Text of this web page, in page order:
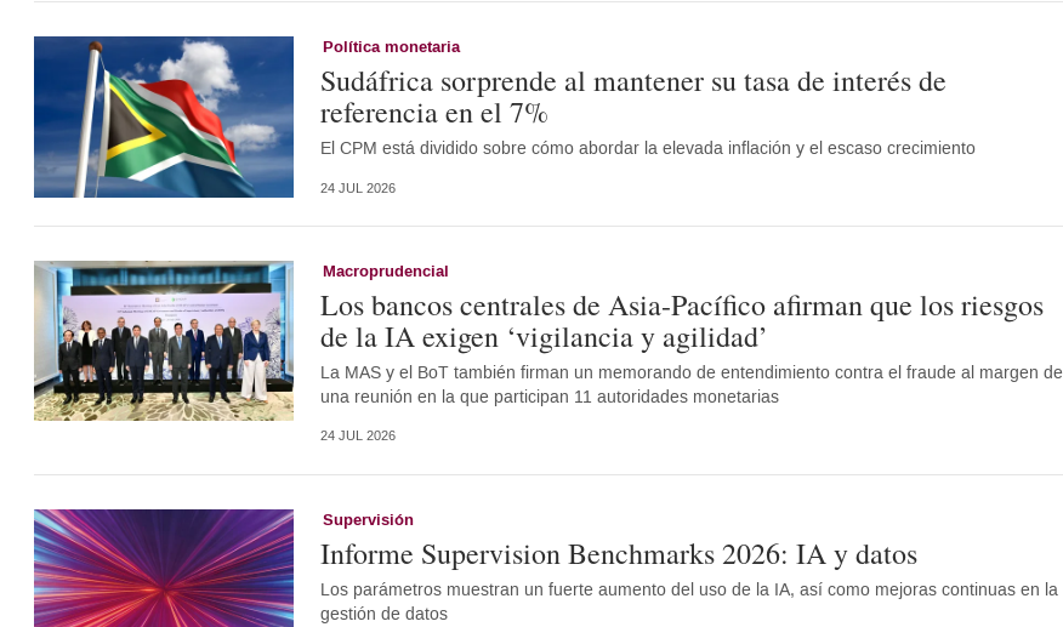
Política monetaria
Sudáfrica sorprende al mantener su tasa de interés de
referencia en el 7%
El CPM está dividido sobre cómo abordar la elevada inflación y el escaso crecimiento
24 JUL 2026
Macroprudencial
Los bancos centrales de Asia-Pacífico afirman que los riesgos
de la IA exigen ‘vigilancia y agilidad’
La MAS y el BoT también firman un memorando de entendimiento contra el fraude al margen de
una reunión en la que participan 11 autoridades monetarias
24 JUL 2026
Supervisión
Informe Supervision Benchmarks 2026: IA y datos
Los parámetros muestran un fuerte aumento del uso de la IA, así como mejoras continuas en la
gestión de datos